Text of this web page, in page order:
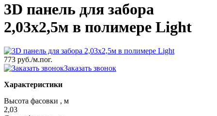
3D панель для забора
2,03x2,5м в полимере Light
773 руб./м.пог.
Заказать звонок
Характеристики
Высота фасовки , м
2,03